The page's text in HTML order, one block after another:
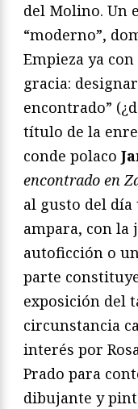
del Molino. Un
“moderno”,
Empieza ya
gracia:
encontrado”
título de la
conde polaco
encontrado en
al gusto del
ampara, con la
autoficción o
parte
exposición del
circunstancia
interés por
Prado para
dibujante y